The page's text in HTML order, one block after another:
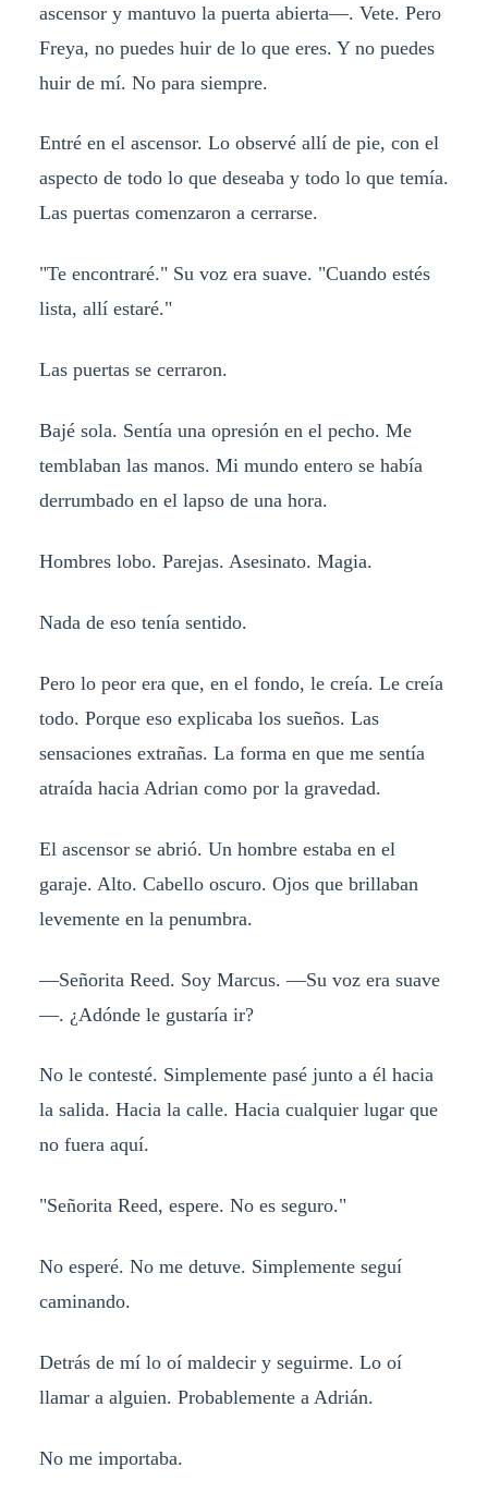
ascensor y mantuvo la puerta abierta—. Vete. Pero
Freya, no puedes huir de lo que eres. Y no puedes
huir de mí. No para siempre.
Entré en el ascensor. Lo observé allí de pie, con el
aspecto de todo lo que deseaba y todo lo que temía.
Las puertas comenzaron a cerrarse.
"Te encontraré." Su voz era suave. "Cuando estés
lista, allí estaré."
Las puertas se cerraron.
Bajé sola. Sentía una opresión en el pecho. Me
temblaban las manos. Mi mundo entero se había
derrumbado en el lapso de una hora.
Hombres lobo. Parejas. Asesinato. Magia.
Nada de eso tenía sentido.
Pero lo peor era que, en el fondo, le creía. Le creía
todo. Porque eso explicaba los sueños. Las
sensaciones extrañas. La forma en que me sentía
atraída hacia Adrian como por la gravedad.
El ascensor se abrió. Un hombre estaba en el
garaje. Alto. Cabello oscuro. Ojos que brillaban
levemente en la penumbra.
—Señorita Reed. Soy Marcus. —Su voz era suave
—. ¿Adónde le gustaría ir?
No le contesté. Simplemente pasé junto a él hacia
la salida. Hacia la calle. Hacia cualquier lugar que
no fuera aquí.
"Señorita Reed, espere. No es seguro."
No esperé. No me detuve. Simplemente seguí
caminando.
Detrás de mí lo oí maldecir y seguirme. Lo oí
llamar a alguien. Probablemente a Adrián.
No me importaba.